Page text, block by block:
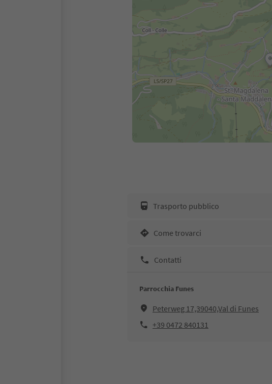
Trasporto pubblico
Come trovarci
Contatti
Parrocchia Funes
Peterweg 17,39040,Val di Funes
+39 0472 840131